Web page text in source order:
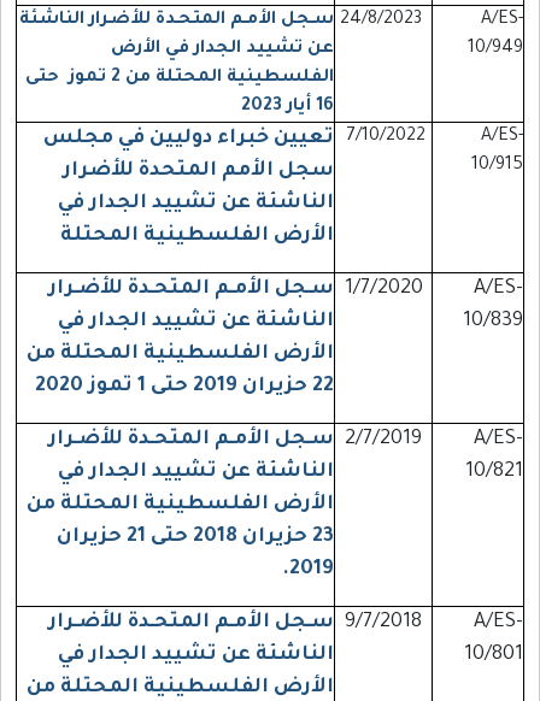
A/ES-
10/949
سـجل الأمـم المتحـدة للأضـرار الناشئة
عن تشييد الجدار في الأرض
الفلسطينية المحتلة من 2 تموز حتى
16 أيار 2023
A/ES-
10/915
7/10/2022
تعيين خبراء دوليين في مجلس
سجل الأمم المتحدة للأضرار
الناشئة عن تشييد الجدار في
الأرض الفلسطينية المحتلة
A/ES-
10/839
1/7/2020
سـجل الأمـم المتحـدة للأضـرار
الناشئة عن تشييد الجدار في
الأرض الفلسطينية المحتلة من
22 حزيران 2019 حتى 1 تموز 2020
A/ES-
10/821
2/7/2019
سـجل الأمـم المتحـدة للأضـرار
الناشئة عن تشييد الجدار في
الأرض الفلسطينية المحتلة من
23 حزيران 2018 حتى 21 حزيران
2019
.
A/ES-
10/801
9/7/2018 سـجل الأمـم المتحـدة للأضـرار
الناشئة عن تشييد الجدار في
الأرض الفلسطينية المحتلة من